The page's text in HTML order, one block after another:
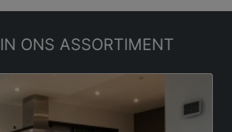
IN ONS ASSORTIMENT